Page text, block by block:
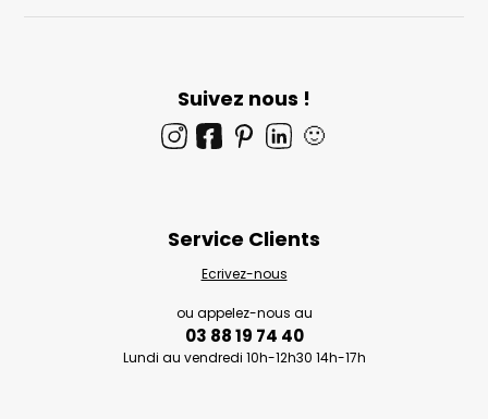
Suivez nous !
🙂
Service Clients
Ecrivez-nous
ou appelez-nous au
03 88 19 74 40
Lundi au vendredi 10h-12h30 14h-17h